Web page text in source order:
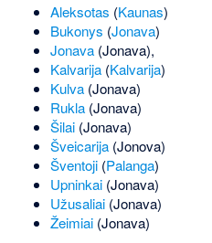
Aleksotas (Kaunas)
Bukonys (Jonava)
Jonava(Jonava),
Kalvarija(Kalvarija)
Kulva(Jonava)
Rukla(Jonava)
Šilai(Jonava)
Šveicarija(Jonova)
Šventoji(Palanga)
Upninkai(Jonava)
Užusaliai(Jonava)
Žeimiai(Jonava)